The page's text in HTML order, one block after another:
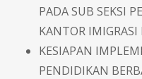
PADA SUB SEKSI
KANTOR
KESIAPAN
PENDIDIKAN